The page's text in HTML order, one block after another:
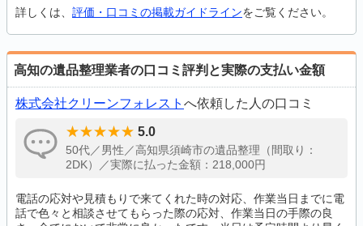
詳しくは、 評価・口コミの掲載ガイドラインをご覧ください。
高知の遺品整理業者の口コミ評判と実際の支払い金額
株式会社クリーンフォレスト へ依頼した人の口コミ
5.0
50代／男性／高知県須崎市の遺品整理（間取り：
2DK）／実際に払った金額：218,000円
電話の応対や見積もりで来てくれた時の対応、作業当日までに電
話で色々と相談させてもらった際の応対、作業当日の手際の良